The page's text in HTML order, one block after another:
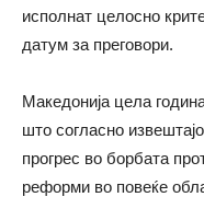
исполнат целосно
датум за преговори.
Македонија цела
што согласно
прогрес во борбата
реформи во повеќе